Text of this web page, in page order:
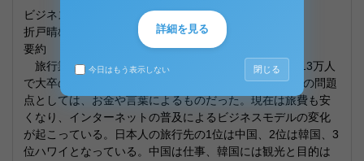
ビジネスリーダーシップ２
折戸晴雄先生の講話について
要約
旅行業界は当時まだ小さく、1964年の海外旅行者は13万人
で大卒のサラリーマンの給与が2万の時代だった。当時の問題
点としては、お金や言葉によるものだった。現在は旅費も安
くなり、インターネットの普及によるビジネスモデルの変化
が起こっている。日本人の旅行先の1位は中国、2位は韓国、3
位ハワイとなっている。中国は仕事、韓国には観光と目的は
詳細を見る
今日はもう表示しない 閉じる